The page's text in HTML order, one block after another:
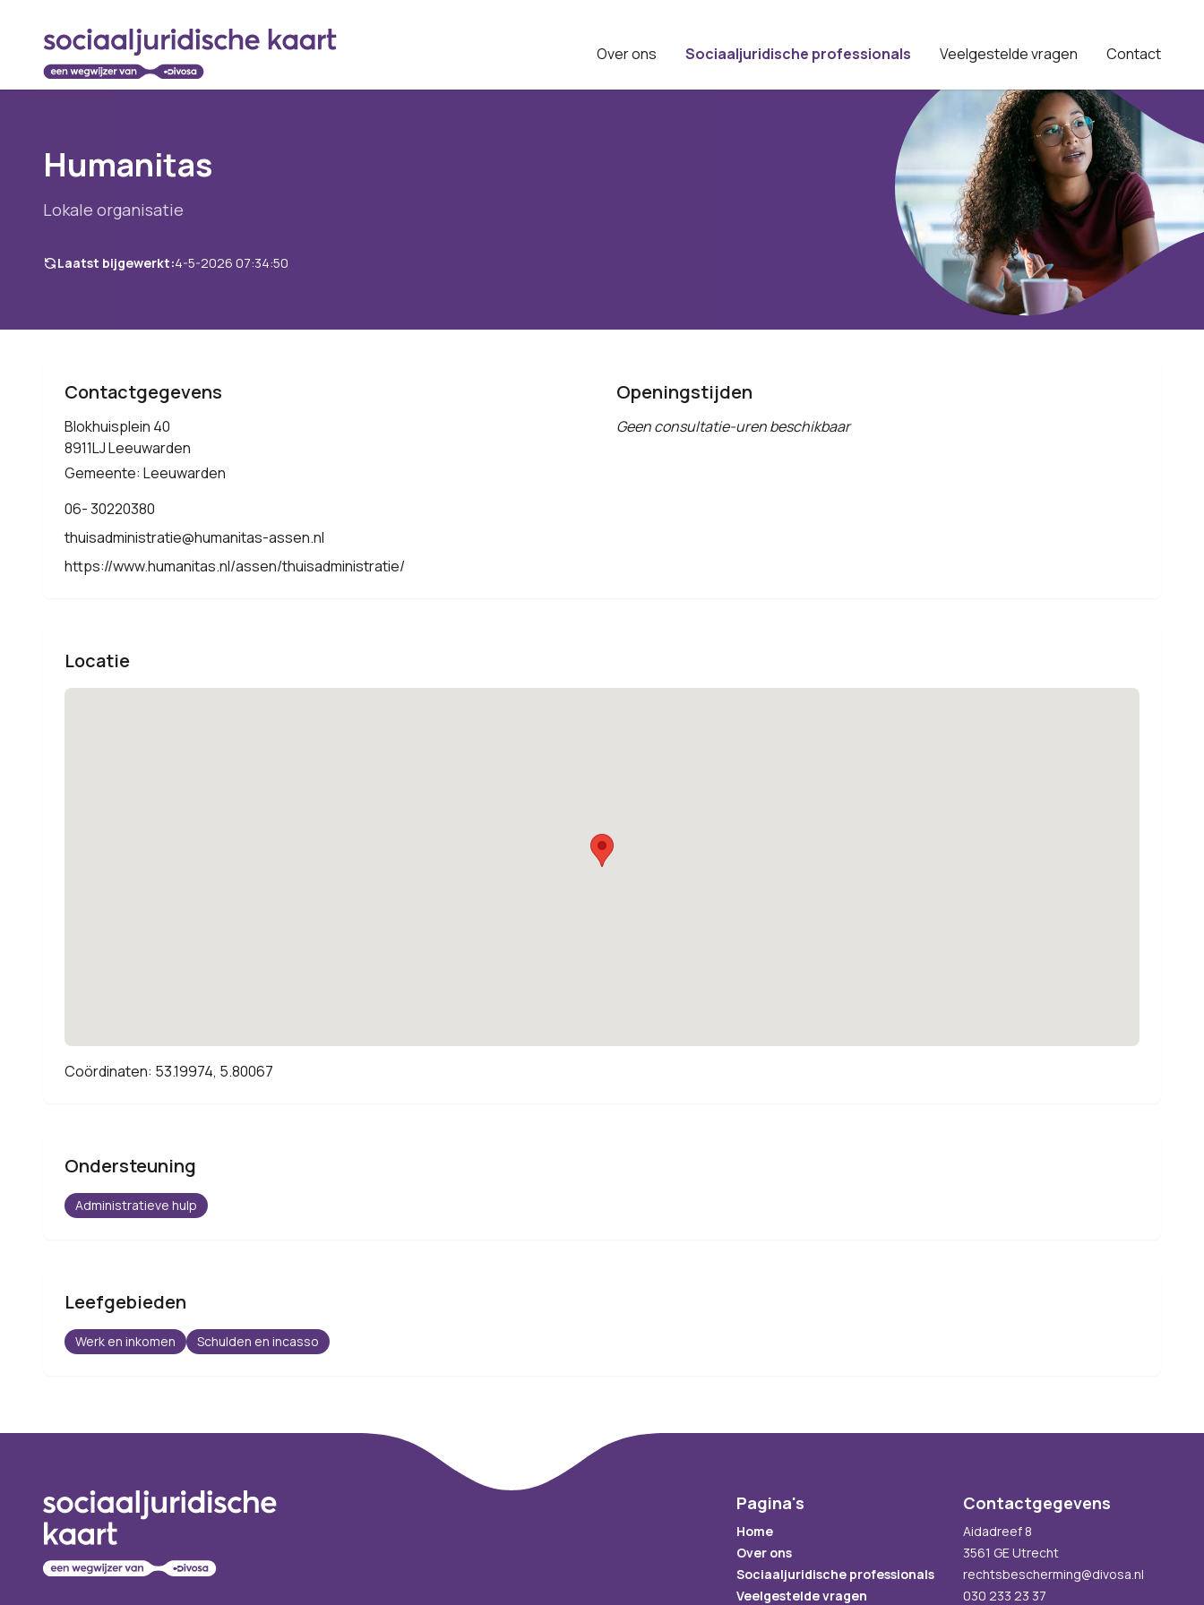
Over ons Sociaaljuridische professionals Veelgestelde vragen Contact
Humanitas
Lokale organisatie
Laatst bijgewerkt:4-5-2026 07:34:50
Contactgegevens
Blokhuisplein 40
8911LJ Leeuwarden
Gemeente: Leeuwarden
06- 30220380
thuisadministratie@humanitas-assen.nl
https://www.humanitas.nl/assen/thuisadministratie/
Openingstijden
Geen consultatie-uren beschikbaar
Locatie
Coördinaten: 53.19974, 5.80067
Ondersteuning
Administratieve hulp
Leefgebieden
Werk en inkomen Schulden en incasso
Pagina's
Home
Over ons
Sociaaljuridische professionals
Veelgestelde vragen
Contactgegevens
Aidadreef 8
3561 GE Utrecht
rechtsbescherming@divosa.nl
030 233 23 37